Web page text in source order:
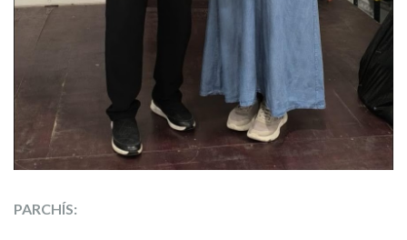
PARCHÍS: